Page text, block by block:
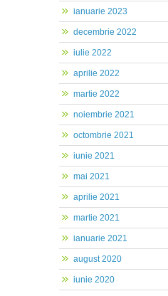
ianuarie 2023
decembrie 2022
iulie 2022
aprilie 2022
martie 2022
noiembrie 2021
octombrie 2021
iunie 2021
mai 2021
aprilie 2021
martie 2021
ianuarie 2021
august 2020
iunie 2020